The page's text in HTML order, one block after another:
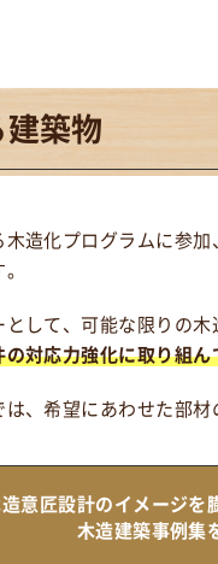
築物
造化プログラムに参
して、可能な限りの木
対応力強化に取り組ん
、希望にあわせた部材
意匠設計のイメージを
木造建築事例集